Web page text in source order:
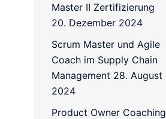
Master II Zertifizierung
20. Dezember 2024
Scrum Master und Agile
Coach im Supply Chain
Management 28. August
2024
Product Owner Coaching